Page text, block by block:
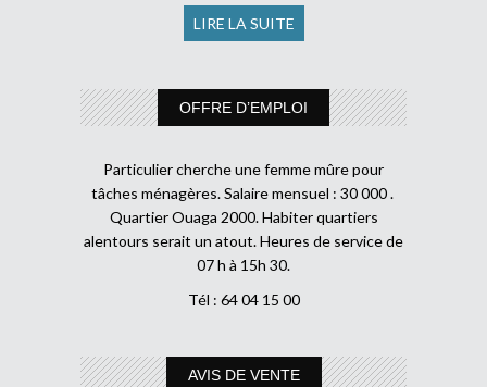
LIRE LA SUITE
OFFRE D’EMPLOI
Particulier cherche une femme mûre pour
tâches ménagères. Salaire mensuel : 30 000 .
Quartier Ouaga 2000. Habiter quartiers
alentours serait un atout. Heures de service de
07 h à 15h 30.
Tél : 64 04 15 00
AVIS DE VENTE